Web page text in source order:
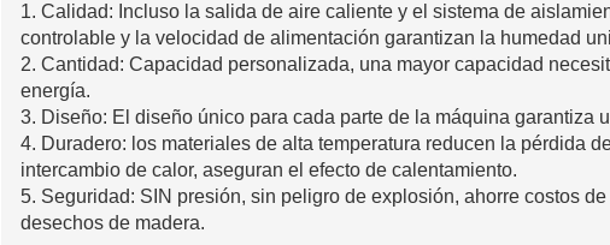
1. Calidad: Incluso la salida de aire caliente y el sistema de
controlable y la velocidad de alimentación garantizan la humedad
2. Cantidad: Capacidad personalizada, una mayor capacidad
energía.
3. Diseño: El diseño único para cada parte de la máquina garantiza
4. Duradero: los materiales de alta temperatura reducen la pérdida
intercambio de calor, aseguran el efecto de calentamiento.
5. Seguridad: SIN presión, sin peligro de explosión, ahorre costos
desechos de madera.